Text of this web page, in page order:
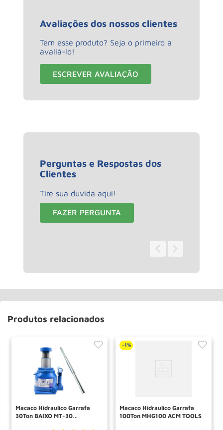
Avaliações dos nossos clientes
Tem esse produto? Seja o primeiro a
avaliá-lo!
ESCREVER AVALIAÇÃO
Perguntas e Respostas dos
Clientes
Tire sua duvida aqui!
FAZER PERGUNTA
Produtos relacionados
Macaco Hidraulico Garrafa
30Ton BAIXO MT-30
-1%
Macaco Hidraulico Garrafa
100Ton MHG100 ACM TOOLS